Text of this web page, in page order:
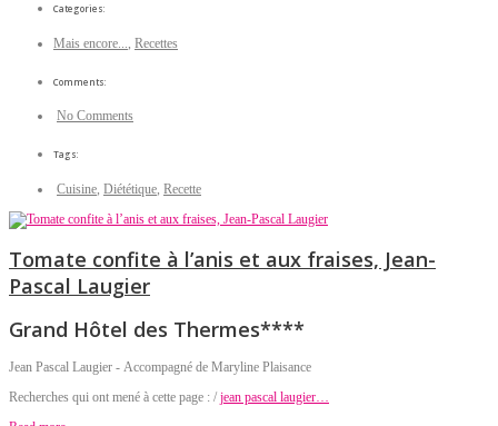
Categories:
Mais encore..., Recettes
Comments:
No Comments
Tags:
Cuisine, Diététique, Recette
Tomate confite à l’anis et aux fraises, Jean-
Pascal Laugier
Grand Hôtel des Thermes****
Jean Pascal Laugier - Accompagné de Maryline Plaisance
Recherches qui ont mené à cette page : / jean pascal laugier…